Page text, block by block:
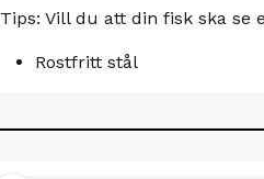
Tips: Vill du att din fisk ska
Rostfritt stål